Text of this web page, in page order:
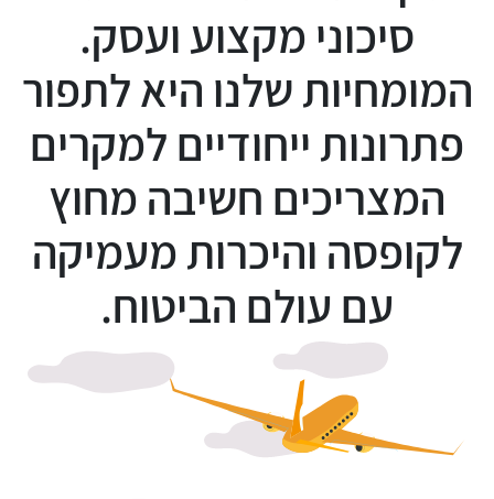
סיכוני מקצוע ועסק.
המומחיות שלנו היא לתפור
פתרונות ייחודיים למקרים
המצריכים חשיבה מחוץ
לקופסה והיכרות מעמיקה
עם עולם הביטוח.